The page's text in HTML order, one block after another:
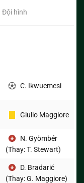
Đội hình
C. Ikwuemesi
Giulio Maggiore
N. Gyömbér
(Thay: T. Stewart)
D. Bradarić
(Thay: G. Maggiore)